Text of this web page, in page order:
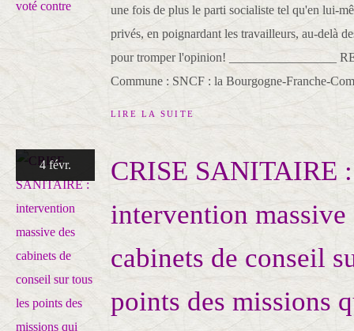
une fois de plus le parti socialiste tel qu'en lui-
privés, en poignardant les travailleurs, au-delà
pour tromper l'opinion! _________________
Commune : SNCF : la Bourgogne-Franche-
LIRE LA SUITE
4 févr.
CRISE SANITAIRE :
intervention massive
cabinets de conseil
points des missions